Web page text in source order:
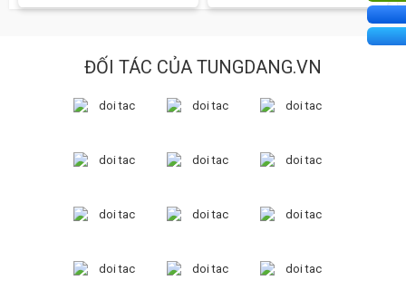
ĐỐI TÁC CỦA TUNGDANG.VN